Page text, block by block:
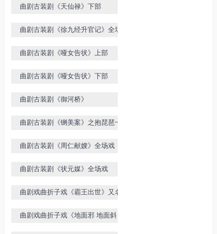
曲剧古装剧《天仙禄》下部
曲剧古装剧《徐九经升官记》全场戏
曲剧古装剧《哑女告状》上部
曲剧古装剧《哑女告状》下部
曲剧古装剧《御河桥》
曲剧古装剧《铡美案》之抱琵琶一场
曲剧古装剧《周仁献嫂》全场戏
曲剧古装剧《状元媒》全场戏
曲剧戏曲折子戏《霸王出世》又名
曲剧戏曲折子戏《地面邪 地面斜 姑